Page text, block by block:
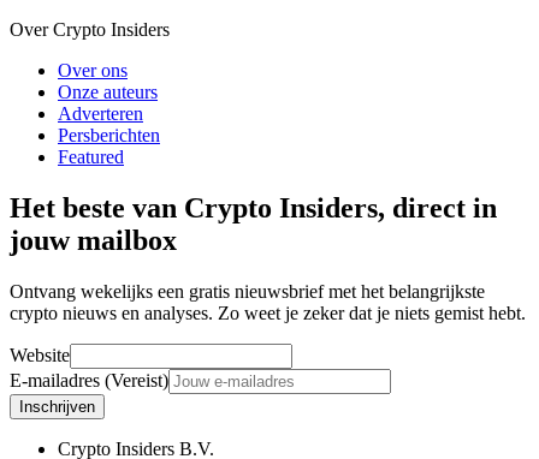
Over Crypto Insiders
Over ons
Onze auteurs
Adverteren
Persberichten
Featured
Het beste van Crypto Insiders, direct in
jouw mailbox
Ontvang wekelijks een gratis nieuwsbrief met het belangrijkste
crypto nieuws en analyses. Zo weet je zeker dat je niets gemist hebt.
Website
E-mailadres (Vereist)
Inschrijven
Crypto Insiders B.V.